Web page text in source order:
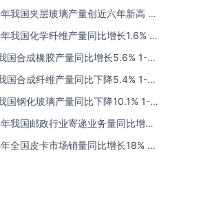
降5.7% 其中河北产量最多 占比16%
我国夹层玻璃产量创近六年新高 约
方米 同比下降0.9%
我国化学纤维产量同比增长1.6% 其
产量分别占比42.03%、31.34%
国合成橡胶产量同比增长5.6% 1-6
比增长6.4%
国合成纤维产量同比下降5.4% 1-6
3815.7万吨 同比增长0.8%
国钢化玻璃产量同比下降10.1% 1-6
比下降8.4%
我国邮政行业寄递业务量同比增长
同比增长6%
全国皮卡市场销量同比增长18% 出